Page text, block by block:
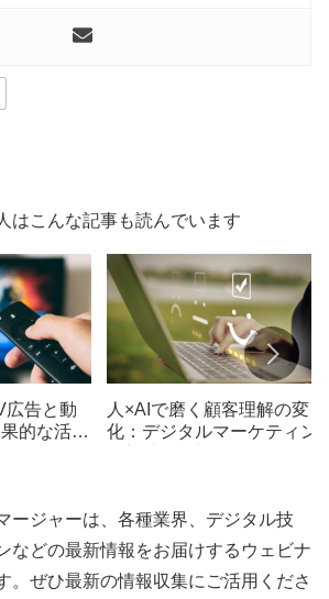
はこんな記事も読んでいます
広告と動
的な活用
人×AIで磨く顧客理解の変
化：デジタルマーケティン
ージャーは、各種業界、デジタル技
などの最新情報をお届けするウェビナ
。ぜひ最新の情報収集にご活用くださ